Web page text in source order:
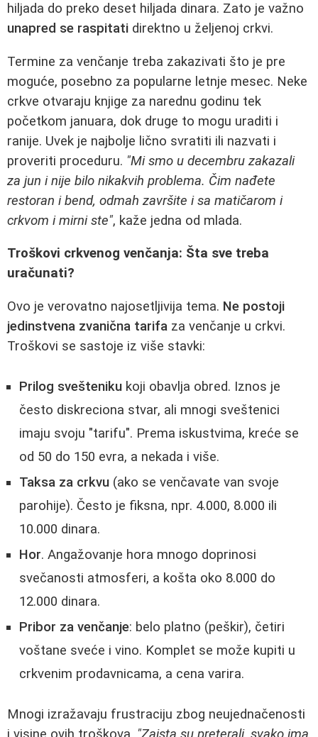
hiljada do preko deset hiljada dinara. Zato je važno
unapred se raspitati direktno u željenoj crkvi.
Termine za venčanje treba zakazivati što je pre
moguće, posebno za popularne letnje mesec. Neke
crkve otvaraju knjige za narednu godinu tek
početkom januara, dok druge to mogu uraditi i
ranije. Uvek je najbolje lično svratiti ili nazvati i
proveriti proceduru. "Mi smo u decembru zakazali
za jun i nije bilo nikakvih problema. Čim nađete
restoran i bend, odmah završite i sa matičarom i
crkvom i mirni ste", kaže jedna od mlada.
Troškovi crkvenog venčanja: Šta sve treba
uračunati?
Ovo je verovatno najosetljivija tema. Ne postoji
jedinstvena zvanična tarifa za venčanje u crkvi.
Troškovi se sastoje iz više stavki:
Prilog svešteniku koji obavlja obred. Iznos je
često diskreciona stvar, ali mnogi sveštenici
imaju svoju "tarifu". Prema iskustvima, kreće se
od 50 do 150 evra, a nekada i više.
Taksa za crkvu (ako se venčavate van svoje
parohije). Često je fiksna, npr. 4.000, 8.000 ili
10.000 dinara.
Hor. Angažovanje hora mnogo doprinosi
svečanosti atmosferi, a košta oko 8.000 do
12.000 dinara.
Pribor za venčanje: belo platno (peškir), četiri
voštane sveće i vino. Komplet se može kupiti u
crkvenim prodavnicama, a cena varira.
Mnogi izražavaju frustraciju zbog neujednačenosti